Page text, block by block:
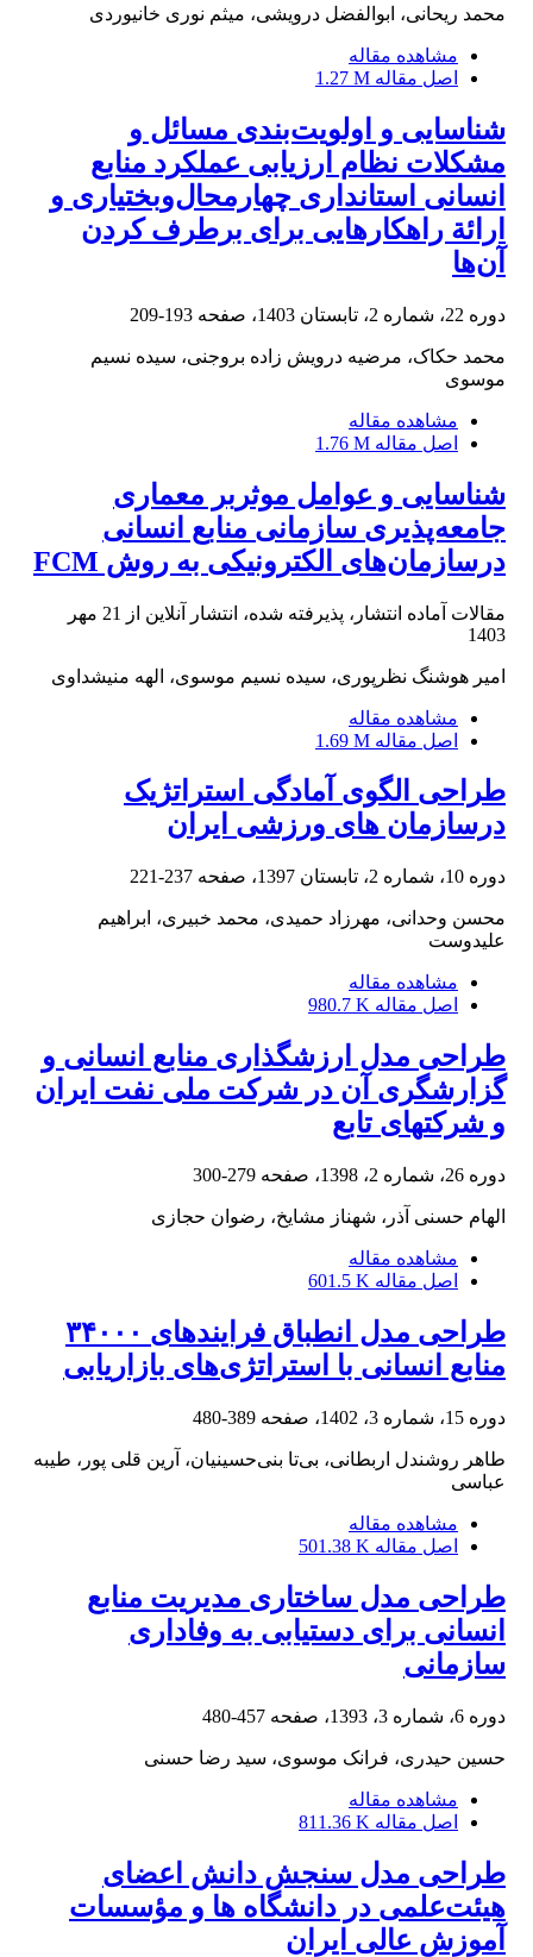
محمد ریحانی، ابوالفضل درویشی، میثم نوری خانیوردی
مشاهده مقاله
اصل مقاله 1.27 M
شناسایی و اولویت‌بندی مسائل و
مشکلات نظام ارزیابی عملکرد منابع
انسانی استانداری چهارمحال‌وبختیاری و
ارائة راهکارهایی برای برطرف کردن
آن‌ها
دوره 22، شماره 2، تابستان 1403، صفحه 193-209
محمد حکاک، مرضیه درویش زاده بروجنی، سیده نسیم
موسوی
مشاهده مقاله
اصل مقاله 1.76 M
شناسایی و عوامل موثربر معماری
جامعه‌پذیری سازمانی منابع انسانی
درسازمان‌های الکترونیکی به روش FCM
مقالات آماده انتشار، پذیرفته شده، انتشار آنلاین از
21 مهر
1403
امیر هوشنگ نظرپوری، سیده نسیم موسوی، الهه منیشداوی
مشاهده مقاله
اصل مقاله 1.69 M
طراحی الگوی آمادگی استراتژیک
درسازمان های ورزشی ایران
دوره 10، شماره 2، تابستان 1397، صفحه 237-221
محسن وحدانی، مهرزاد حمیدی، محمد خبیری، ابراهیم
علیدوست
مشاهده مقاله
اصل مقاله 980.7 K
طراحی مدل ارزش‎گذاری منابع انسانی و
گزارشگری آن در شرکت ملی نفت ایران
و شرکت‎های تابع
دوره 26، شماره 2، 1398، صفحه 279-300
الهام حسنی آذر، شهناز مشایخ، رضوان حجازی
مشاهده مقاله
اصل مقاله 601.5 K
طراحی مدل انطباق فرایندهای ۳۴۰۰۰
منابع انسانی با استراتژی‌های بازاریابی
دوره 15، شماره 3، 1402، صفحه 389-480
طاهر روشندل اربطانی، بی‌تا بنی‌حسینیان، آرین قلی پور، طیبه
عباسی
مشاهده مقاله
اصل مقاله 501.38 K
طراحی مدل ساختاری مدیریت منابع
انسانی برای دستیابی به وفاداری
سازمانی
دوره 6، شماره 3، 1393، صفحه 457-480
حسین حیدری، فرانک موسوی، سید رضا حسنی
مشاهده مقاله
اصل مقاله 811.36 K
طراحی مدل سنجش دانش اعضای
هیئت‌علمی در دانشگاه ‏ها و مؤسسات
آموزش عالی ایران